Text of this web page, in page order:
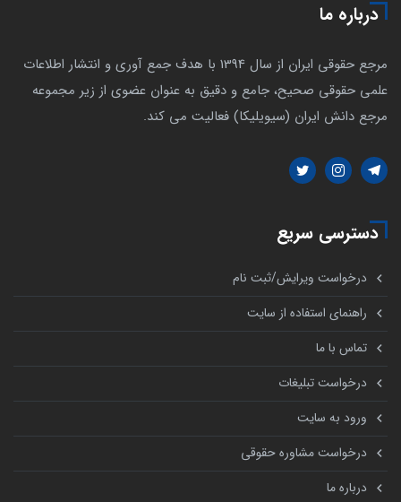
درباره ما
مرجع حقوقی ایران از سال 1394 با هدف جمع آوری و انتشار اطلاعات
علمی حقوقی صحیح، جامع و دقیق به عنوان عضوی از زیر مجموعه
مرجع دانش ایران (سیویلیکا) فعالیت می کند.
دسترسی سریع
درخواست ویرایش/ثبت نام
راهنمای استفاده از سایت
تماس با ما
درخواست تبلیغات
ورود به سایت
درخواست مشاوره حقوقی
درباره ما